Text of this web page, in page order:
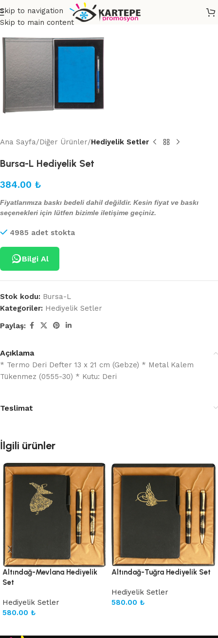
Skip to navigation
Skip to main content
Ana Sayfa Diğer Ürünler Hediyelik Setler
Bursa-L Hediyelik Set
384.00 ₺
Fiyatlarımıza baskı bedeli dahil değildir. Kesin fiyat ve baskı
seçenekleri için lütfen bizimle iletişime geçiniz.
4985 adet stokta
Bilgi Al
Stok kodu: Bursa-L
Kategoriler: Hediyelik Setler
Paylaş:
Açıklama
* Termo Deri Defter 13 x 21 cm (Gebze) * Metal Kalem
Tükenmez (0555-30) * Kutu: Deri
Teslimat
İlgili ürünler
Altındağ-Mevlana Hediyelik
Set
Hediyelik Setler
580.00 ₺
Altındağ-Tuğra Hediyelik Set
Hediyelik Setler
580.00 ₺